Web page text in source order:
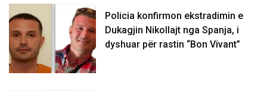
Policia konfirmon ekstradimin e
Dukagjin Nikollajt nga Spanja, i
dyshuar për rastin “Bon Vivant”